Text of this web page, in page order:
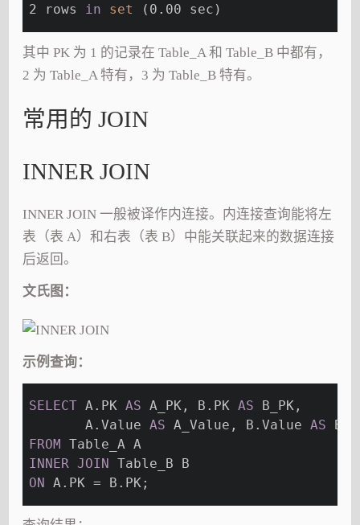
2 rows
in set (0.00 sec)
其中 PK 为 1 的记录在 Table_A 和 Table_B 中都有，
2 为 Table_A 特有，3 为 Table_B 特有。
常用的 JOIN
INNER JOIN
INNER JOIN 一般被译作内连接。内连接查询能将左
表（表 A）和右表（表 B）中能关联起来的数据连接
后返回。
文氏图：
示例查询：
SELECT A.PK AS A_PK, B.PK AS B_PK,
       A.Value
AS A_Value, B.Value AS
FROM Table_A A
INNER
JOIN Table_B B
ON A.PK = B.PK;